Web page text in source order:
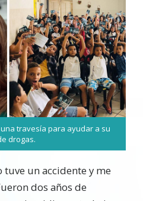
travesía para ayudar a su
drogas.
tuve un accidente y me
dos años de